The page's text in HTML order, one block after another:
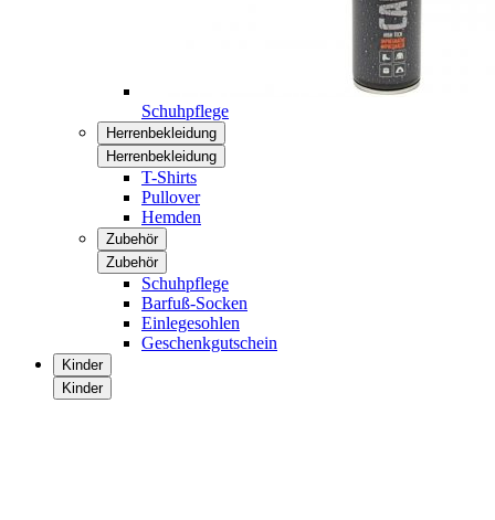
Schuhpflege
Herrenbekleidung
Herrenbekleidung
T-Shirts
Pullover
Hemden
Zubehör
Zubehör
Schuhpflege
Barfuß-Socken
Einlegesohlen
Geschenkgutschein
Kinder
Kinder